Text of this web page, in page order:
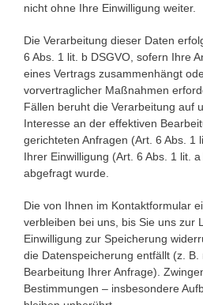
nicht ohne Ihre Einwilligung weiter.
Die Verarbeitung dieser Daten
6 Abs. 1 lit. b DSGVO, sofern Ihre
eines Vertrags zusammenhängt
vorvertraglicher Maßnahmen
Fällen beruht die Verarbeitung auf
Interesse an der effektiven
gerichteten Anfragen (Art. 6 Abs. 1
Ihrer Einwilligung (Art. 6 Abs. 1 lit.
abgefragt wurde.
Die von Ihnen im Kontaktformular
verbleiben bei uns, bis Sie uns zur
Einwilligung zur Speicherung
die Datenspeicherung entfällt (z.
Bearbeitung Ihrer Anfrage).
Bestimmungen – insbesondere